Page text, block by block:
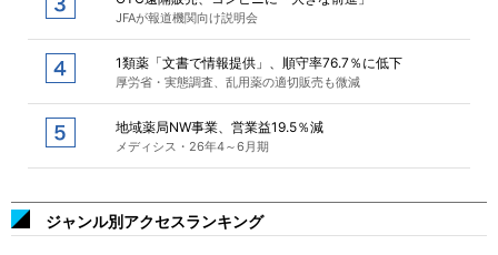
JFAが報道機関向け説明会
1類薬「文書で情報提供」、順守率76.7％に低下
厚労省・実態調査、乱用薬の適切販売も微減
地域薬局NW事業、営業益19.5％減
メディシス・26年4～6月期
ジャンル別アクセスランキング